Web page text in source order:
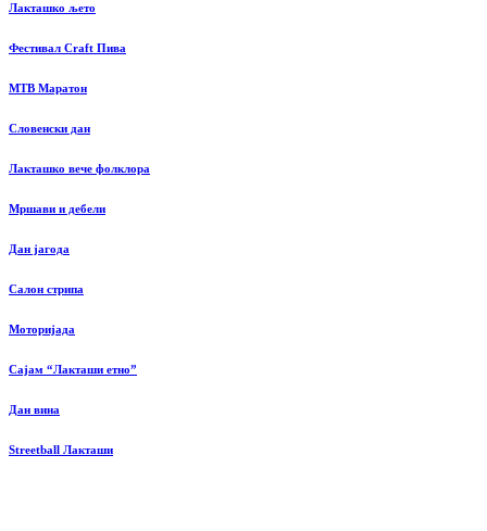
Лакташко љето
Фестивал Craft Пива
MTB Маратон
Словенски дан
Лакташко вече фолклора
Мршави и дебели
Дан јагода
Салон стрипа
Моторијада
Сајам “Лакташи етно”
Дан вина
Streetball Лакташи